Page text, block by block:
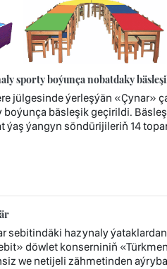
sporty boýunça nobatdaky
jülgesinde ýerleşýän «Çynar»
bäsleşik geçirildi.
ýaş ýangyn söndürijileriň 14
sebitindäki hazynaly
döwlet konserniniň
we netijeli zähmetinden